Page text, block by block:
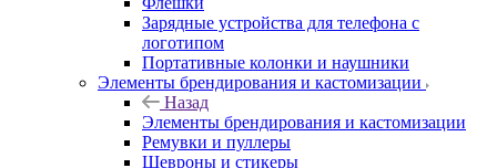
Зарядные устройства для телефона с
логотипом
Портативные колонки и наушники
Элементы брендирования и кастомизации
Назад
Элементы брендирования и кастомизации
Ремувки и пуллеры
Шевроны и стикеры